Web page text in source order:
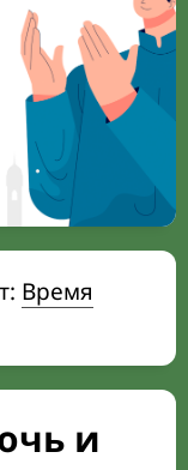
Время
и